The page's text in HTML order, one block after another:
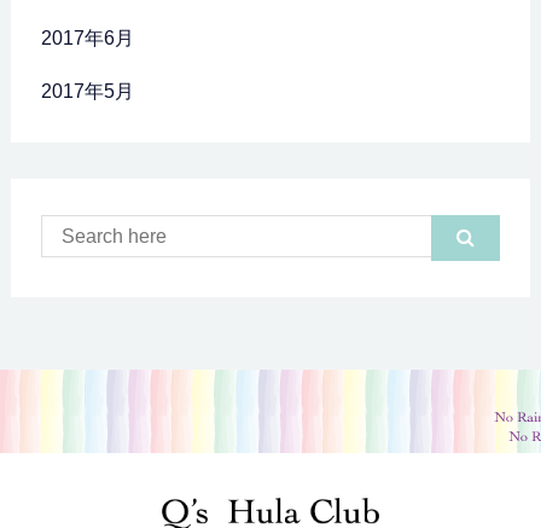
2017年6月
2017年5月